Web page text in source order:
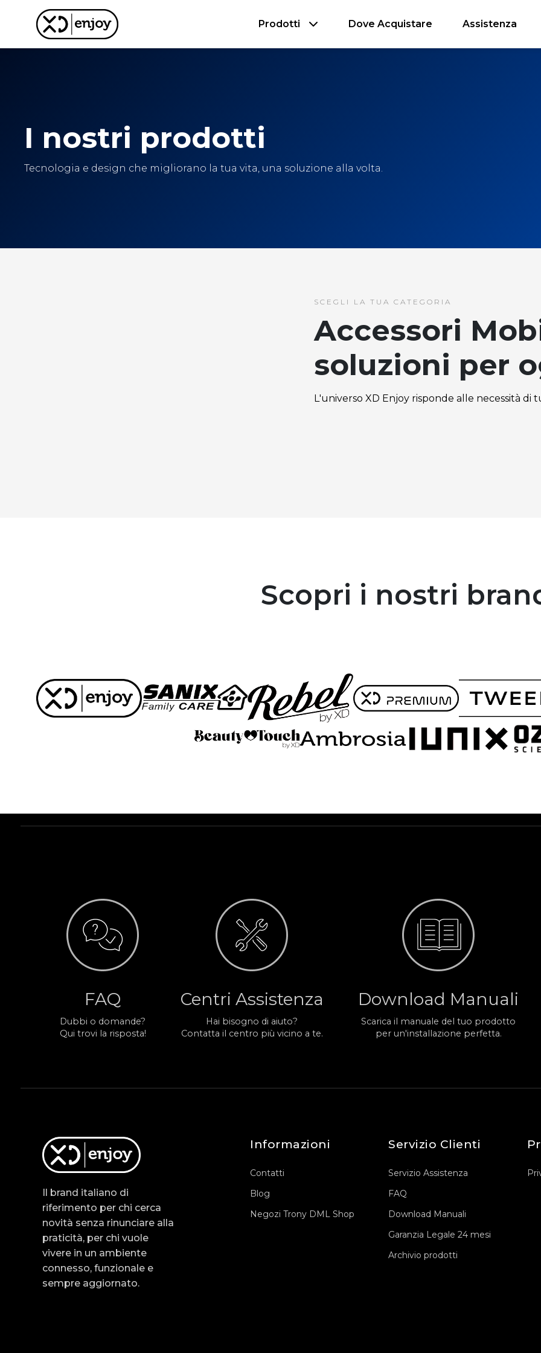
Prodotti Dove Acquistare Assistenza
I nostri prodotti
Tecnologia e design che migliorano la tua vita, una soluzione alla volta.
SCEGLI LA TUA CATEGORIA
Accessori
soluzioni per
L'universo XD Enjoy risponde alle necessità di
Scopri i nostri
FAQ
Dubbi o domande?
Qui trovi la risposta!
Centri Assistenza
Hai bisogno di aiuto?
Contatta il centro più vicino a te.
Download Manuali
Scarica il manuale del tuo prodotto
per un'installazione perfetta.
Il brand italiano di
riferimento per chi cerca
novità senza rinunciare alla
praticità, per chi vuole
vivere in un ambiente
connesso, funzionale e
sempre aggiornato.
Informazioni
Contatti
Blog
Negozi Trony DML Shop
Servizio Clienti
Servizio Assistenza
FAQ
Download Manuali
Garanzia Legale 24 mesi
Archivio prodotti